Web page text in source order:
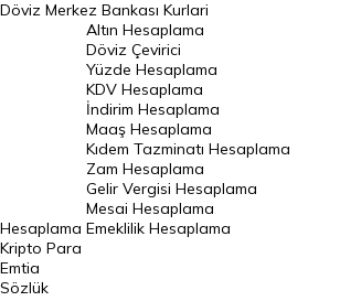
Norveç Kronu Kuru
İsveç Kronu Kuru
Japon Yeni Kuru
Serbest Piyasa Döviz Kurları
Merkez Bankası Döviz Kurları
Altın Fiyatları
Gram Altın Fiyatı
Döviz Merkez Bankası Kurlari
Hesaplama
Altın Hesaplama
Döviz Çevirici
Yüzde Hesaplama
KDV Hesaplama
İndirim Hesaplama
Maaş Hesaplama
Kıdem Tazminatı Hesaplama
Zam Hesaplama
Gelir Vergisi Hesaplama
Mesai Hesaplama
Emeklilik Hesaplama
Kripto Para
Emtia
Sözlük